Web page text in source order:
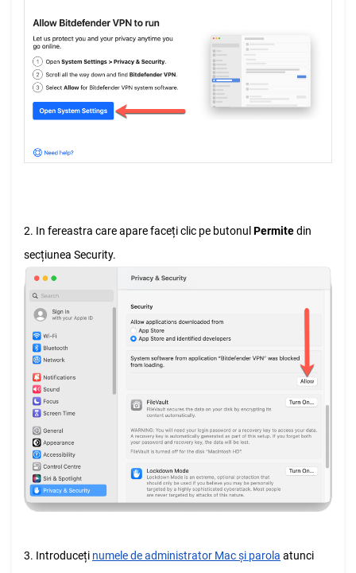
2. In fereastra care apare faceți clic pe butonul Permitedin
secțiunea Security.
3. Introduceți numele de administrator Mac și parola atunci